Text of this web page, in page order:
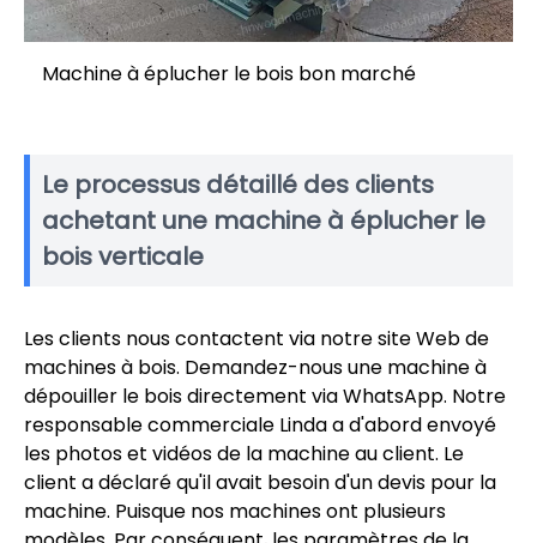
Machine à éplucher le bois bon marché
Le processus détaillé des clients
achetant une machine à éplucher le
bois verticale
Les clients nous contactent via notre site Web de
machines à bois. Demandez-nous une machine à
dépouiller le bois directement via WhatsApp. Notre
responsable commerciale Linda a d'abord envoyé
les photos et vidéos de la machine au client. Le
client a déclaré qu'il avait besoin d'un devis pour la
machine. Puisque nos machines ont plusieurs